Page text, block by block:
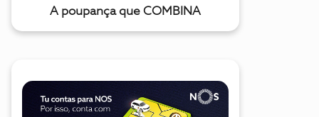
A poupança que COMBINA